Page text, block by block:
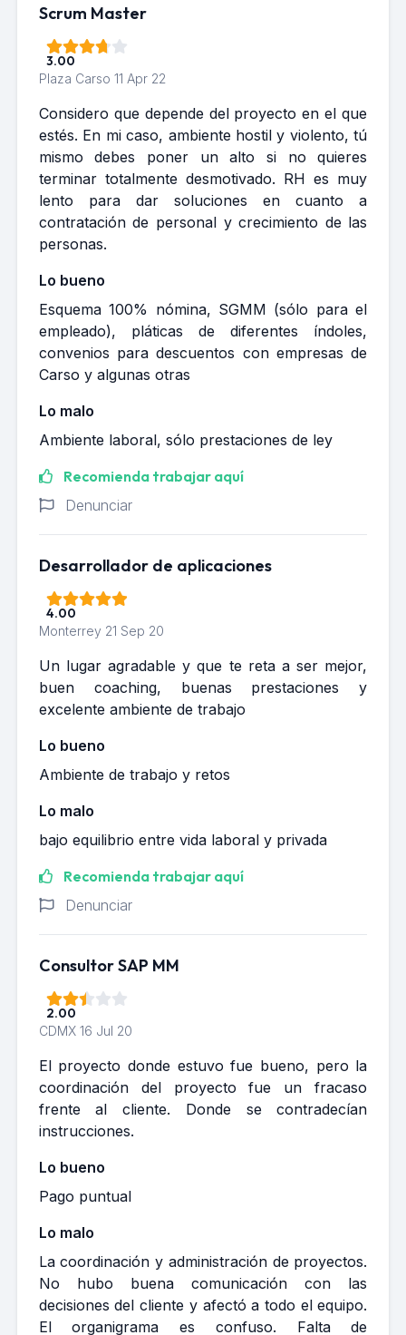
Scrum Master
3.00
Plaza Carso 11 Apr 22
Considero que depende del proyecto en el que
estés. En mi caso, ambiente hostil y violento, tú
mismo debes poner un alto si no quieres
terminar totalmente desmotivado. RH es muy
lento para dar soluciones en cuanto a
contratación de personal y crecimiento de las
personas.
Lo bueno
Esquema 100% nómina, SGMM (sólo para el
empleado), pláticas de diferentes índoles,
convenios para descuentos con empresas de
Carso y algunas otras
Lo malo
Ambiente laboral, sólo prestaciones de ley
Recomienda trabajar aquí
Denunciar
Desarrollador de aplicaciones
4.00
Monterrey 21 Sep 20
Un lugar agradable y que te reta a ser mejor,
buen coaching, buenas prestaciones y
excelente ambiente de trabajo
Lo bueno
Ambiente de trabajo y retos
Lo malo
bajo equilibrio entre vida laboral y privada
Recomienda trabajar aquí
Denunciar
Consultor SAP MM
2.00
CDMX 16 Jul 20
El proyecto donde estuvo fue bueno, pero la
coordinación del proyecto fue un fracaso
frente al cliente. Donde se contradecían
instrucciones.
Lo bueno
Pago puntual
Lo malo
La coordinación y administración de proyectos.
No hubo buena comunicación con las
decisiones del cliente y afectó a todo el equipo.
El organigrama es confuso. Falta de